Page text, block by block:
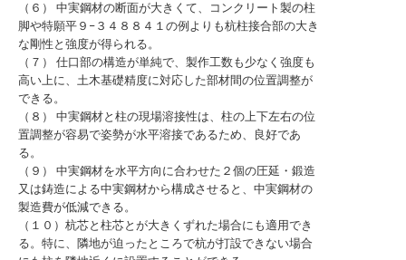
（６） 中実鋼材の断面が大きくて、コンクリート製の柱
脚や特願平９−３４８８４１の例よりも杭柱接合部の大き
な剛性と強度が得られる。
（７） 仕口部の構造が単純で、製作工数も少なく強度も
高い上に、土木基礎精度に対応した部材間の位置調整が
できる。
（８） 中実鋼材と柱の現場溶接性は、柱の上下左右の位
置調整が容易で姿勢が水平溶接であるため、良好であ
る。
（９） 中実鋼材を水平方向に合わせた２個の圧延・鍛造
又は鋳造による中実鋼材から構成させると、中実鋼材の
製造費が低減できる。
（１０）杭芯と柱芯とが大きくずれた場合にも適用でき
る。特に、隣地が迫ったところで杭が打設できない場合